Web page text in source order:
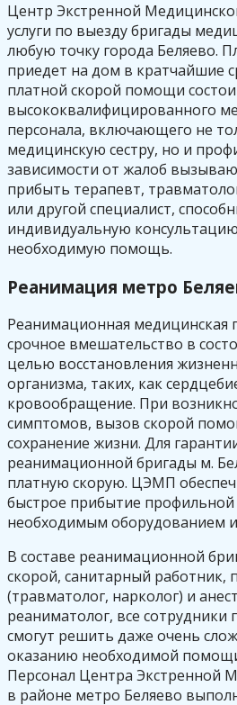
Центр Экстренной
услуги по выезду бригады
любую точку города Беляево.
приедет на дом в кратчайшие
платной скорой помощи
высококвалифицированного
персонала, включающего не
медицинскую сестру, но и
зависимости от жалоб
прибыть терапевт,
или другой специалист,
индивидуальную
необходимую помощь.
Реанимация метро
Реанимационная медицинская
срочное вмешательство в
целью восстановления
организма, таких, как
кровообращение. При
симптомов, вызов скорой
сохранение жизни. Для
реанимационной бригады м.
платную скорую. ЦЭМП
быстрое прибытие профильной
необходимым оборудованием
В составе реанимационной
скорой, санитарный работник,
(травматолог, нарколог) и
реаниматолог, все
смогут решить даже очень
оказанию необходимой
Персонал Центра Экстренной
в районе метро Беляево